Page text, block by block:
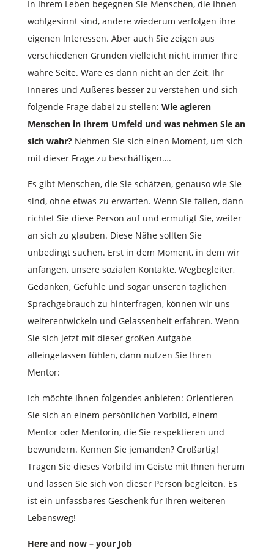
In Ihrem Leben begegnen Sie Menschen, die Ihnen
wohlgesinnt sind, andere wiederum verfolgen ihre
eigenen Interessen. Aber auch Sie zeigen aus
verschiedenen Gründen vielleicht nicht immer Ihre
wahre Seite. Wäre es dann nicht an der Zeit, Ihr
Inneres und Äußeres besser zu verstehen und sich
folgende Frage dabei zu stellen: Wie agieren
Menschen in Ihrem Umfeld und was nehmen Sie an
sich wahr?Nehmen Sie sich einen Moment, um sich
mit dieser Frage zu beschäftigen….
Es gibt Menschen, die Sie schätzen, genauso wie Sie
sind, ohne etwas zu erwarten. Wenn Sie fallen, dann
richtet Sie diese Person auf und ermutigt Sie, weiter
an sich zu glauben. Diese Nähe sollten Sie
unbedingt suchen. Erst in dem Moment, in dem wir
anfangen, unsere sozialen Kontakte, Wegbegleiter,
Gedanken, Gefühle und sogar unseren täglichen
Sprachgebrauch zu hinterfragen, können wir uns
weiterentwickeln und Gelassenheit erfahren. Wenn
Sie sich jetzt mit dieser großen Aufgabe
alleingelassen fühlen, dann nutzen Sie Ihren
Mentor:
Ich möchte Ihnen folgendes anbieten: Orientieren
Sie sich an einem persönlichen Vorbild, einem
Mentor oder Mentorin, die Sie respektieren und
bewundern. Kennen Sie jemanden? Großartig!
Tragen Sie dieses Vorbild im Geiste mit Ihnen herum
und lassen Sie sich von dieser Person begleiten. Es
ist ein unfassbares Geschenk für Ihren weiteren
Lebensweg!
Here and now – your Job